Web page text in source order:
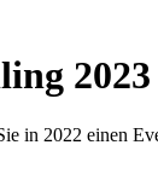
2022 einen